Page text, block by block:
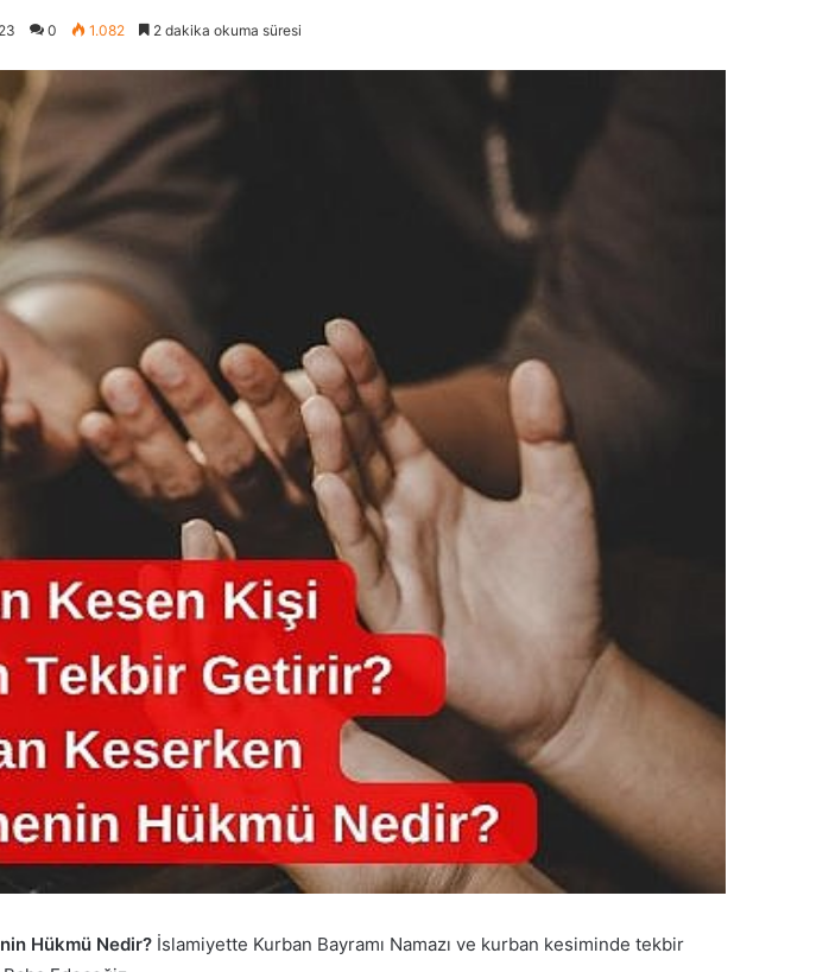
0 1.082 2 dakika okuma süresi
Hükmü Nedir? İslamiyette Kurban Bayramı Namazı ve kurban kesiminde tekbir